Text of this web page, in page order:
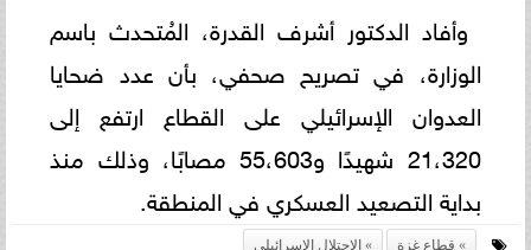
وأفاد الدكتور أشرف القدرة، المُتحدث باسم
الوزارة، في تصريح صحفي، بأن عدد ضحايا
العدوان الإسرائيلي على القطاع ارتفع إلى
21،320 شهيدًا و55،603 مصابًا، وذلك منذ
بداية التصعيد العسكري في المنطقة.
قطاع غزة الاحتلال الإسرائيلي